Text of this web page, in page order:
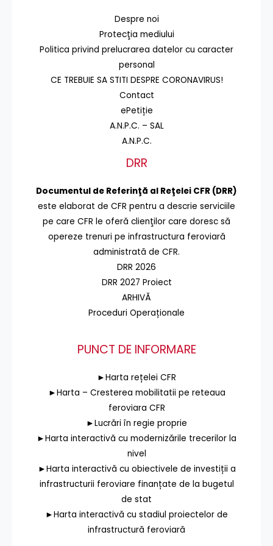
Despre noi
Protecţia mediului
Politica privind prelucrarea datelor cu caracter
personal
CE TREBUIE SA STITI DESPRE CORONAVIRUS!
Contact
ePetiție
A.N.P.C. – SAL
A.N.P.C.
DRR
Documentul de Referinţă al Reţelei CFR (DRR)
este elaborat de CFR pentru a descrie serviciile
pe care CFR le oferă clienţilor care doresc să
opereze trenuri pe infrastructura feroviară
administrată de CFR.
DRR 2026
DRR 2027 Proiect
ARHIVĂ
Proceduri Operaționale
PUNCT DE INFORMARE
►Harta rețelei CFR
►Harta – Cresterea mobilitatii pe reteaua
feroviara CFR
►Lucrări în regie proprie
►Harta interactivă cu modernizările trecerilor la
nivel
►Harta interactivă cu obiectivele de investiții a
infrastructurii feroviare finanțate de la bugetul
de stat
►Harta interactivă cu stadiul proiectelor de
infrastructură feroviară